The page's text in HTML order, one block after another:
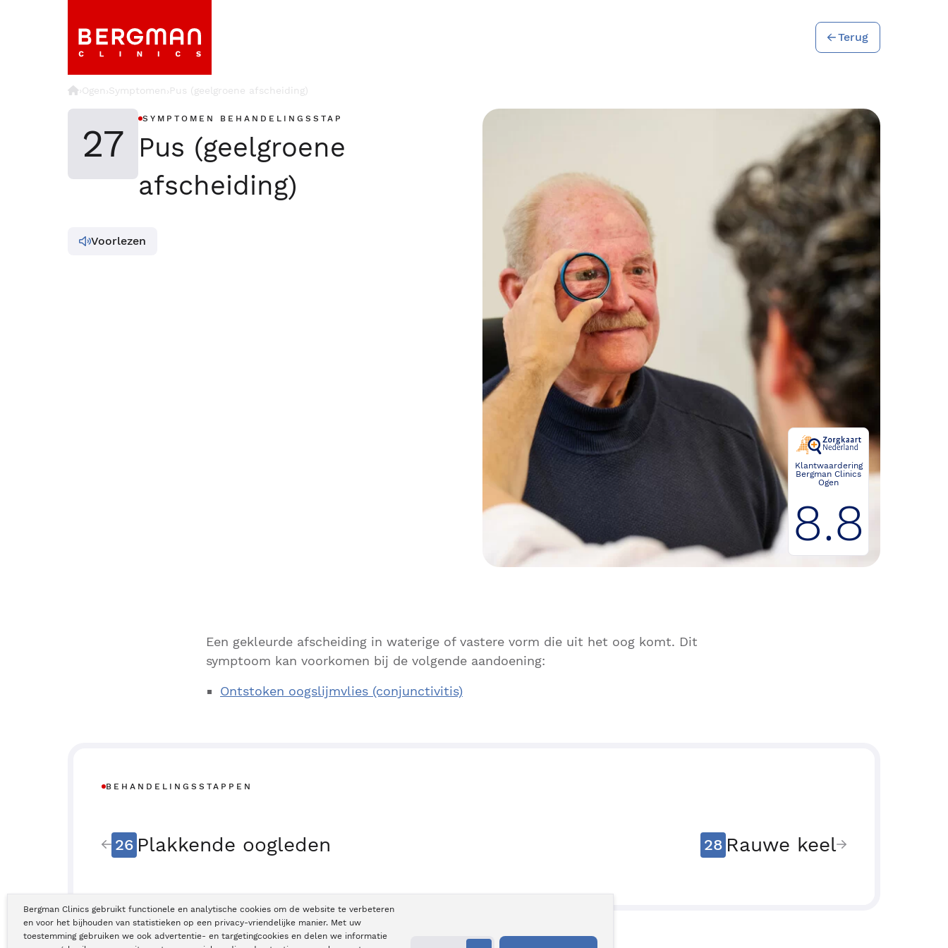
Bergman Clinics gebruikt functionele en analytische cookies om de website te verbeteren
en voor het bijhouden van statistieken op een privacy-vriendelijke manier. Met uw
toestemming gebruiken we ook advertentie- en targetingcookies en delen we informatie
Terug
›Ogen›Symptomen›Pus (geelgroene afscheiding)
27
SYMPTOMEN BEHANDELINGSSTAP
Pus (geelgroene
afscheiding)
Voorlezen
Klantwaardering
Bergman Clinics
Ogen
8.8
Een gekleurde afscheiding in waterige of vastere vorm die uit het oog komt. Dit
symptoom kan voorkomen bij de volgende aandoening:
Ontstoken oogslijmvlies (conjunctivitis)
BEHANDELINGSSTAPPEN
26 Plakkende oogleden 28 Rauwe keel